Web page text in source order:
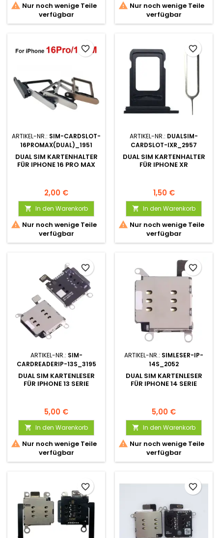
 Nur noch wenige Teile
verfügbar
 Nur noch wenige Teile
verfügbar
ARTIKEL-NR.: SIM-CARDSLOT-
16PROMAX(DUAL)_1951
DUAL SIM KARTENHALTER
FÜR IPHONE 16 PRO MAX
2,00 €
 In den Warenkorb
 Nur noch wenige Teile
verfügbar
favorite_border
ARTIKEL-NR.: DUALSIM-
CARDSLOT-IXR_2957
DUAL SIM KARTENHALTER
FÜR IPHONE XR
1,50 €
 In den Warenkorb
 Nur noch wenige Teile
verfügbar
favorite_border
ARTIKEL-NR.: SIM-
CARDREADERIP-13S_3195
DUAL SIM KARTENLESER
FÜR IPHONE 13 SERIE
5,00 €
 In den Warenkorb
 Nur noch wenige Teile
verfügbar
favorite_border
ARTIKEL-NR.: SIMLESER-IP-
14S_2052
DUAL SIM KARTENLESER
FÜR IPHONE 14 SERIE
5,00 €
 In den Warenkorb
 Nur noch wenige Teile
verfügbar
favorite_border
favorite_border favorite_border